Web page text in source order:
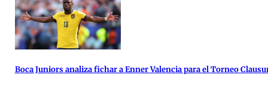
Boca Juniors analiza fichar a Enner Valencia para el Torneo